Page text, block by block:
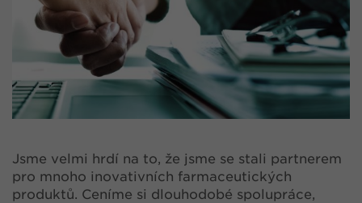
Jsme velmi hrdí na to, že jsme se stali partnerem
pro mnoho inovativních farmaceutických
produktů. Ceníme si dlouhodobé spolupráce,